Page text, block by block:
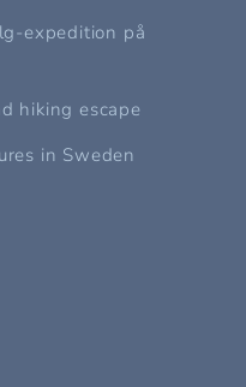
expedition på
hiking escape
in Sweden